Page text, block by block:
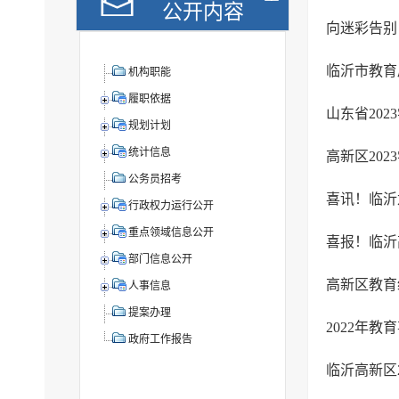
公开内容
机构职能
履职依据
规划计划
统计信息
公务员招考
行政权力运行公开
重点领域信息公开
部门信息公开
人事信息
提案办理
政府工作报告
临沂市教
山东省
喜讯！临
高新区教
2022年教
临沂高新